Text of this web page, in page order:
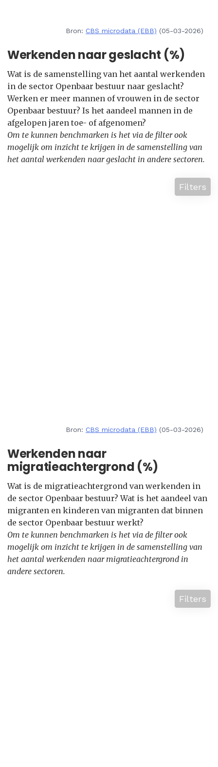
Bron: CBS microdata (EBB) (05-03-2026)
Werkenden naar geslacht (%)
Wat is de samenstelling van het aantal werkenden
in de sector Openbaar bestuur naar geslacht?
Werken er meer mannen of vrouwen in de sector
Openbaar bestuur? Is het aandeel mannen in de
afgelopen jaren toe- of afgenomen?
Om te kunnen benchmarken is het via de filter ook
mogelijk om inzicht te krijgen in de samenstelling van
het aantal werkenden naar geslacht in andere sectoren.
Filters
Bron: CBS microdata (EBB) (05-03-2026)
Werkenden naar
migratieachtergrond (%)
Wat is de migratieachtergrond van werkenden in
de sector Openbaar bestuur? Wat is het aandeel van
migranten en kinderen van migranten dat binnen
de sector Openbaar bestuur werkt?
Om te kunnen benchmarken is het via de filter ook
mogelijk om inzicht te krijgen in de samenstelling van
het aantal werkenden naar migratieachtergrond in
andere sectoren.
Filters